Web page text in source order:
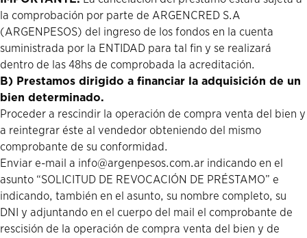
la comprobación por parte de ARGENCRED S.A
(ARGENPESOS) del ingreso de los fondos en la cuenta
suministrada por la ENTIDAD para tal fin y se realizará
dentro de las 48hs de comprobada la acreditación.
B) Prestamos dirigido a financiar la adquisición de un
bien determinado.
Proceder a rescindir la operación de compra venta del bien y
a reintegrar éste al vendedor obteniendo del mismo
comprobante de su conformidad.
Enviar e-mail a info@argenpesos.com.ar indicando en el
asunto “SOLICITUD DE REVOCACIÓN DE PRÉSTAMO” e
indicando, también en el asunto, su nombre completo, su
DNI y adjuntando en el cuerpo del mail el comprobante de
rescisión de la operación de compra venta del bien y de